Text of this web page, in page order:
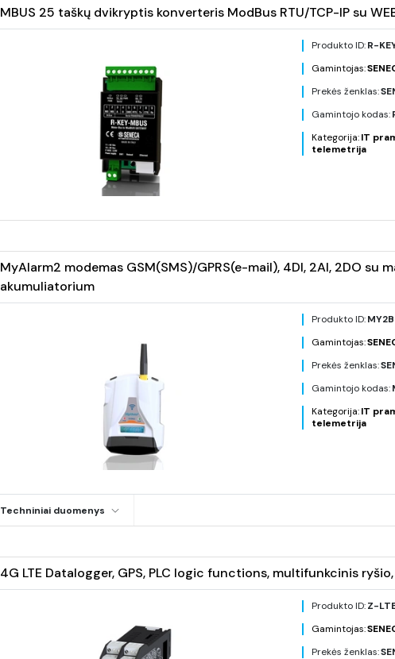
MBUS 25 taškų dvikryptis konverteris ModBus RTU/TCP-IP su
Produkto ID: R-
Gamintojas:
Prekės ženklas:
Gamintojo kodas:
Kategorija: IT
telemetrija
MyAlarm2 modemas GSM(SMS)/GPRS(e-mail), 4DI, 2AI, 2DO
akumuliatorium
Produkto ID:
Gamintojas:
Prekės ženklas:
Gamintojo kodas:
Kategorija: IT
telemetrija
Techniniai duomenys
4G LTE Datalogger, GPS, PLC logic functions, multifunkcinis
Produkto ID: Z-
Gamintojas:
Prekės ženklas: